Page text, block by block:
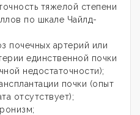
тяжелой степени
по шкале Чайлд-
почечных артерий или
единственной почки
недостаточности);
почки (опыт
отсутствует);